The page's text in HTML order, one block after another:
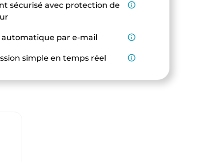
sécurisé avec protection de
info_outline
automatique par e-mail info_outline
simple en temps réel info_outline